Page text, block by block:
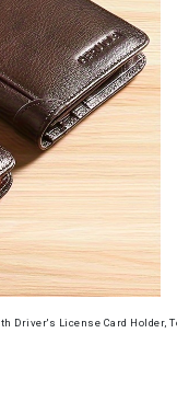
License Card Holder,